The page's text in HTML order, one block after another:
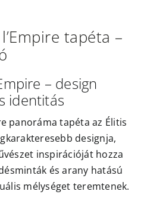
tapéta –
– design
identitás
panoráma tapéta az Élitis
designja,
inspirációját hozza
és arany hatású
mélységet teremtenek.